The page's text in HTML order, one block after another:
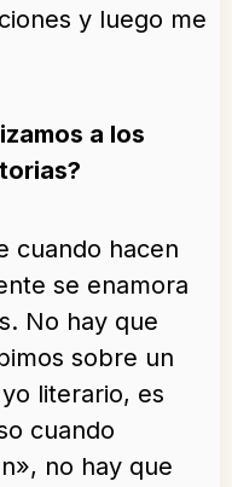
y luego me
a los
cuando hacen
se enamora
No hay que
sobre un
literario, es
cuando
no hay que